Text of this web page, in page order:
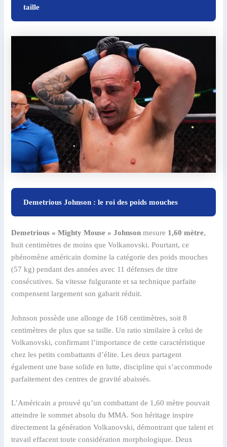
taille
Demetrious Johnson : le roi des poids mouches
Demetrious « Mighty Mouse » Johnson mesure 1,60 mètre,
huit centimètres de moins que Volkanovski. Pourtant, ce
phénomène américain domine la catégorie des poids mouches
(57 kg) pendant des années avec 11 défenses de titre
consécutives. Sa vitesse fulgurante et sa technique parfaite
compensent largement son gabarit réduit.
Johnson possède une allonge de 168 centimètres, soit 8
centimètres de plus que sa taille. Un ratio similaire à celui de
Volkanovski, confirmant l’importance de cette caractéristique
chez les petits combattants d’élite. Les deux partagent
également une base solide en lutte, discipline qui s’accommode
parfaitement des centres de gravité abaissés.
L’Américain a prouvé qu’un combattant de 1,60 mètre pouvait
atteindre le sommet absolu du MMA. Son héritage inspire
directement la génération Volkanovski, démontrant que talent et
travail effacent toute considération morphologique. Deux